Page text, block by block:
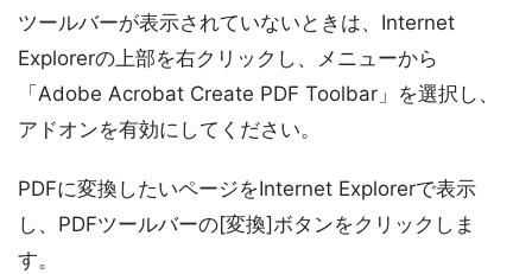
ツールバーが表示されていないときは、Internet
Explorerの上部を右クリックし、メニューから
「Adobe Acrobat Create PDF Toolbar」を選択し、
アドオンを有効にしてください。
PDFに変換したいページをInternet Explorerで表示
し、PDFツールバーの[変換]ボタンをクリックしま
す。